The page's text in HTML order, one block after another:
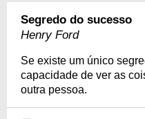
Segredo do sucesso
Henry Ford
Se existe um único
capacidade de ver as
outra pessoa.